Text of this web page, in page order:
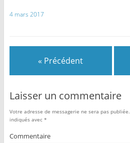
4 mars 2017
« Précédent
Laisser un commentaire
Votre adresse de messagerie ne sera pas publiée.
indiqués avec *
Commentaire